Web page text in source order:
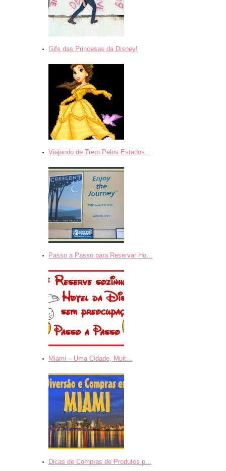
Gifs das Princesas da Disney!
Viajando de Trem Pelos Estados...
Passo a Passo para Reservar Ho...
Miami – Uma Cidade, Muit...
Dicas de Compras de Produtos p...